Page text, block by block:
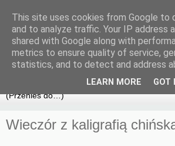
Wieczór z kaligrafią
This site uses cookies from Google to
and to analyze traffic. Your IP address
shared with Google along with
metrics to ensure quality of service,
statistics, and to detect and address
LEARN MORE GOT